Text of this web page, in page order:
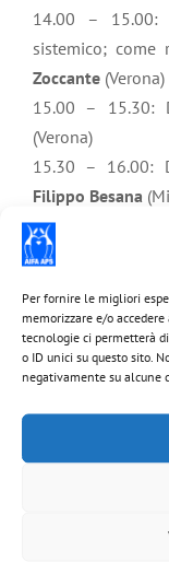
Per fornire le migliori
memorizzare e/o
tecnologie ci permetterà
o ID unici su questo sito.
negativamente su alcune
14.00 – 15.00:
sistemico; come
Zoccante (Verona)
15.00 – 15.30:
(Verona)
15.30 – 16.00:
Filippo Besana
16.00 – 16.30:
16.30 -17.00:
convegno.
L’evento è
Visualizza il
SALVA NEL